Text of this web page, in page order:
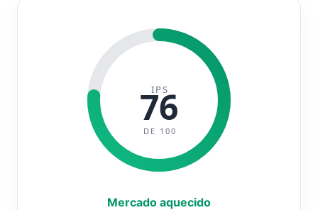
IPS
76
DE 100
Mercado aquecido